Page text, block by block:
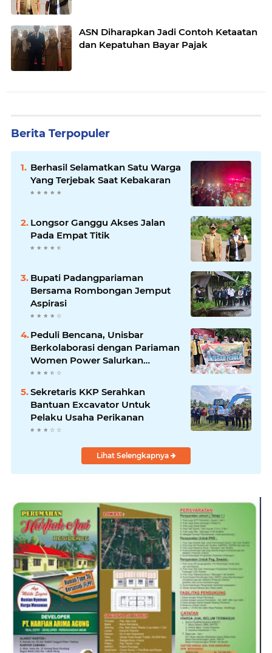
ASN Diharapkan Jadi Contoh Ketaatan
dan Kepatuhan Bayar Pajak
Berita Terpopuler
Berhasil Selamatkan Satu Warga
Yang Terjebak Saat Kebakaran
Longsor Ganggu Akses Jalan
Pada Empat Titik
Bupati Padangpariaman
Bersama Rombongan Jemput
Aspirasi
Peduli Bencana, Unisbar
Berkolaborasi dengan Pariaman
Women Power Salurkan
Bantuan untuk Korban Banjir di
Padang
Sekretaris KKP Serahkan
Bantuan Excavator Untuk
Pelaku Usaha Perikanan
Lihat Selengkapnya